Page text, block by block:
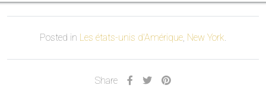
Posted in Les états-unis d'Amérique, New York.
Share